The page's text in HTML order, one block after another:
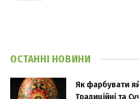
ОСТАННІ НОВИНИ
Як фарбувати
Традиційні та